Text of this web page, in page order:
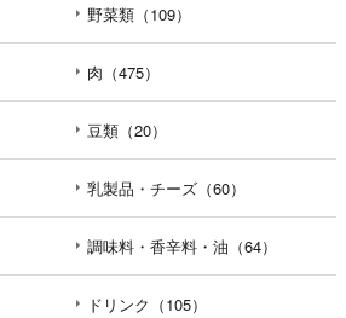
野菜類（109）
肉（475）
豆類（20）
乳製品・チーズ（60）
調味料・香辛料・油（64）
ドリンク（105）